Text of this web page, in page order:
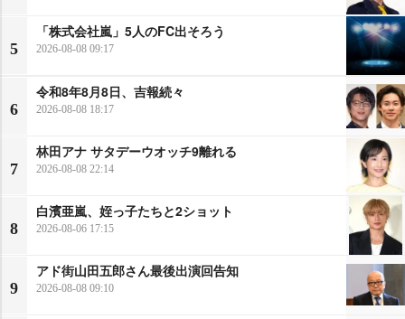
5
「株式会社嵐」5人のFC出そろう
2026-08-08 09:17
6
令和8年8月8日、吉報続々
2026-08-08 18:17
7
林田アナ サタデーウオッチ9離れる
2026-08-08 22:14
8
白濱亜嵐、姪っ子たちと2ショット
2026-08-06 17:15
9
アド街山田五郎さん最後出演回告知
2026-08-08 09:10